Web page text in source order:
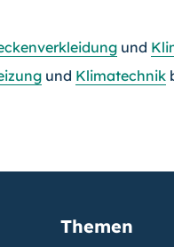
und
und Klimatechnik
Themen